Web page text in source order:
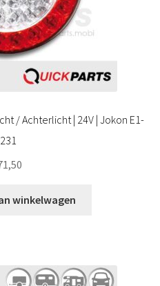
/ Achterlicht | 24V | Jokon E1-
winkelwagen